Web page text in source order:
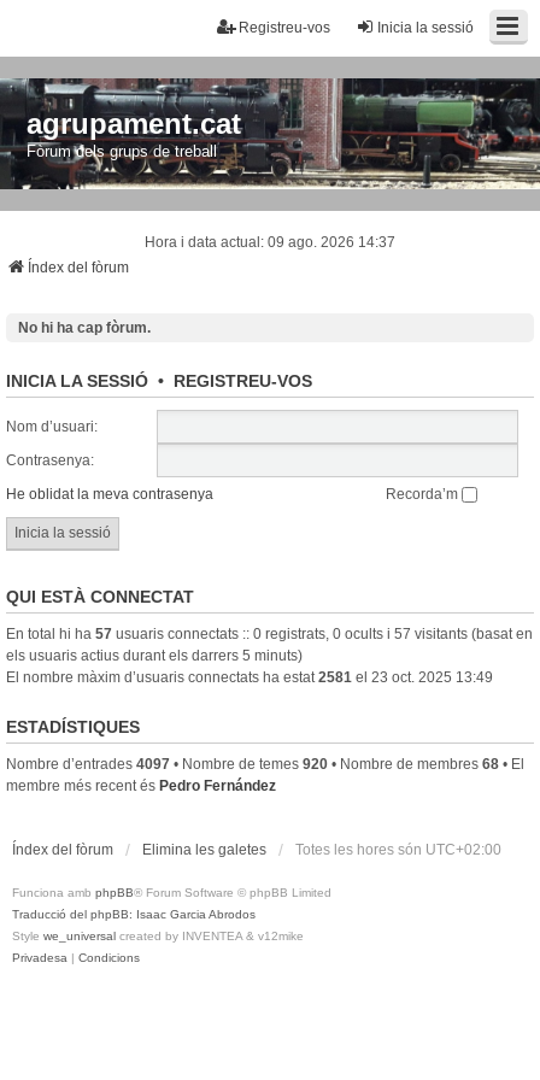
Inicia la sessió
Registreu-vos
agrupament.cat
Fòrum dels grups de treball
Hora i data actual: 09 ago. 2026 14:37
Índex del fòrum
No hi ha cap fòrum.
INICIA LA SESSIÓ • REGISTREU-VOS
Nom d’usuari:
Contrasenya:
He oblidat la meva contrasenya
Recorda’m
QUI ESTÀ CONNECTAT
En total hi ha 57 usuaris connectats :: 0 registrats, 0 ocults i 57 visitants (basat en
els usuaris actius durant els darrers 5 minuts)
El nombre màxim d’usuaris connectats ha estat 2581 el 23 oct. 2025 13:49
ESTADÍSTIQUES
Nombre d’entrades 4097 • Nombre de temes 920 • Nombre de membres 68 • El
membre més recent és Pedro Fernández
Índex del fòrum Elimina les galetes Totes les hores són UTC+02:00
Funciona amb phpBB® Forum Software © phpBB Limited
Traducció del phpBB: Isaac Garcia Abrodos
Style we_universal created by INVENTEA & v12mike
Privadesa | Condicions